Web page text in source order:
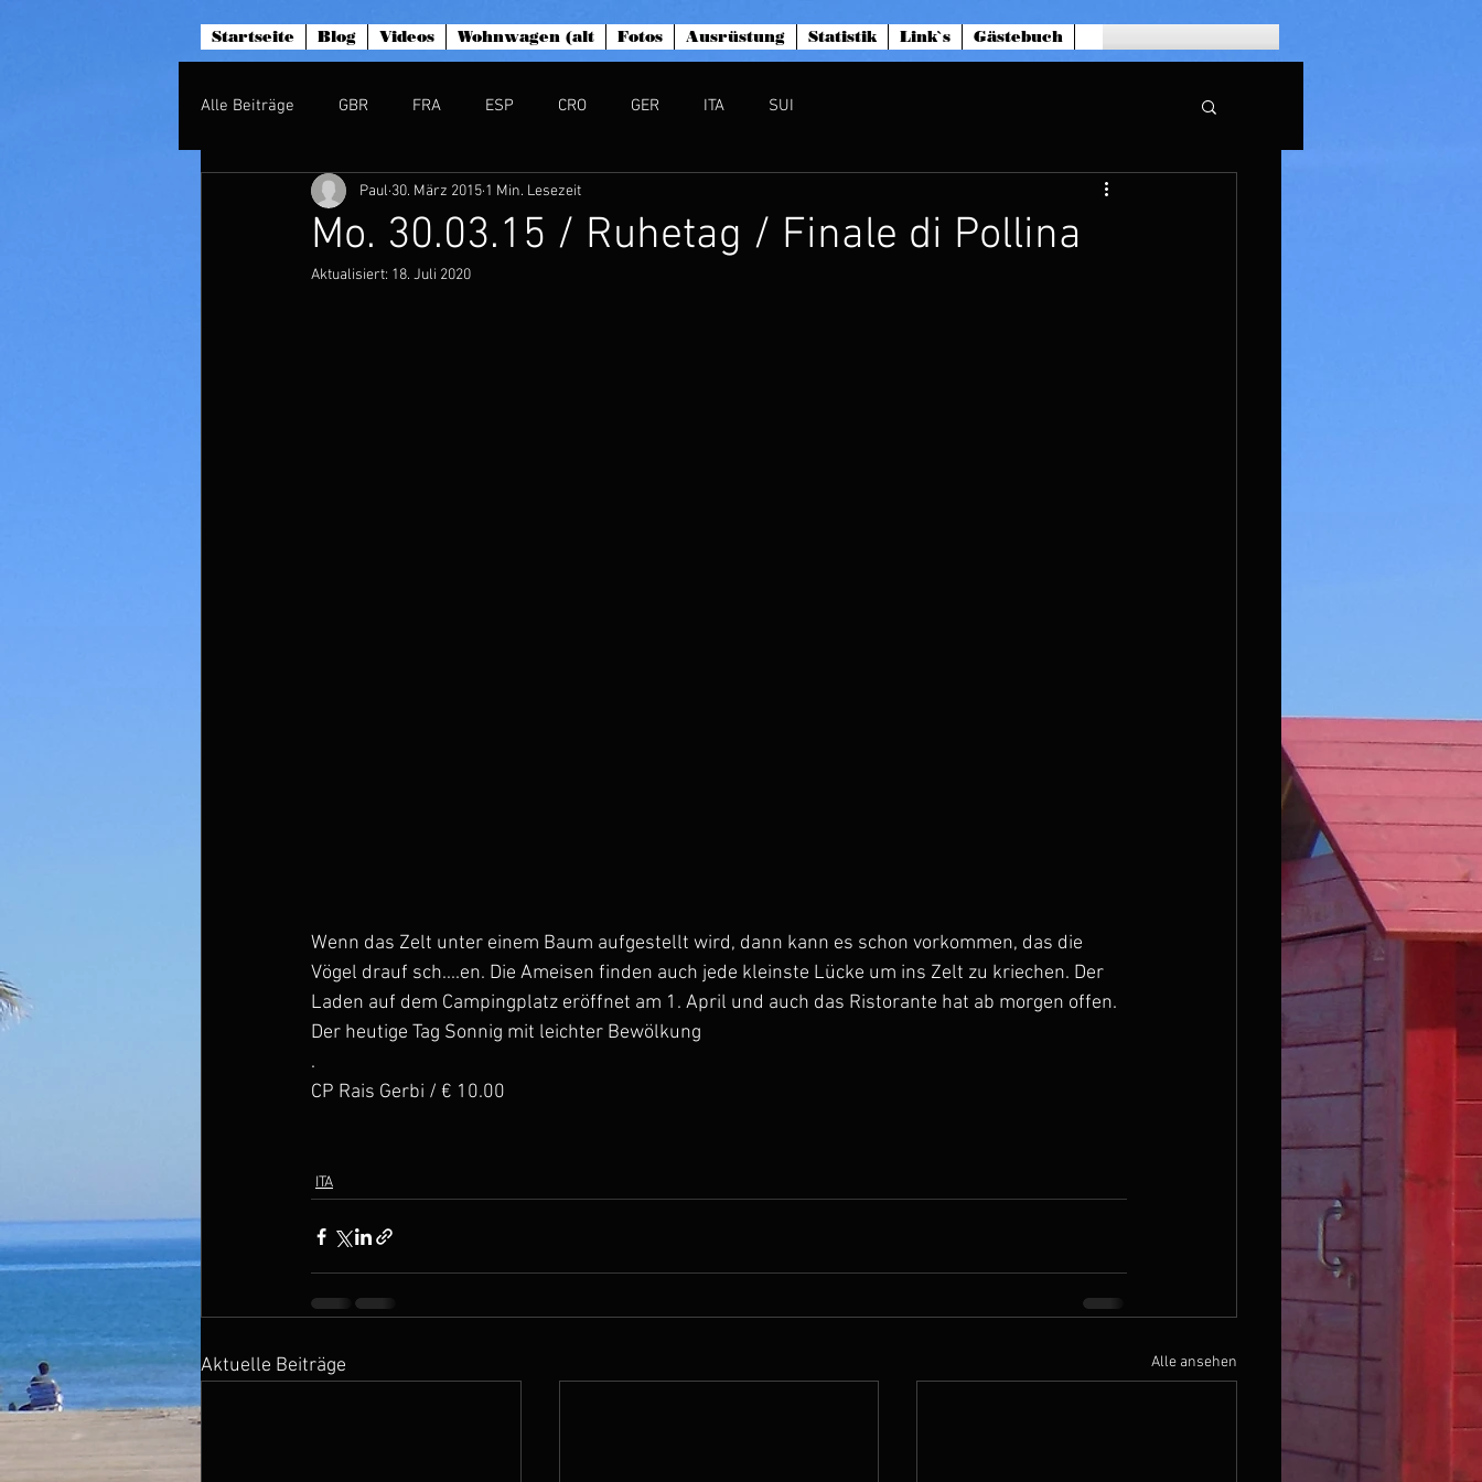
Startseite Blog Videos Wohnwagen (alt Fotos Ausrüstung Statistik Link`s Gästebuch
Alle Beiträge GBR FRA ESP CRO GER ITA SUI
Mo. 30.03.15 / Ruhetag / Finale di Pollina
Paul 30. März 2015 1 Min. Lesezeit
Aktualisiert: 18. Juli 2020
Wenn das Zelt unter einem Baum aufgestellt wird, dann kann es schon vorkommen, das die
Vögel drauf sch....en. Die Ameisen finden auch jede kleinste Lücke um ins Zelt zu kriechen. Der
Laden auf dem Campingplatz eröffnet am 1. April und auch das Ristorante hat ab morgen offen.
Der heutige Tag Sonnig mit leichter Bewölkung
.
CP Rais Gerbi / € 10.00
ITA
Aktuelle Beiträge Alle ansehen